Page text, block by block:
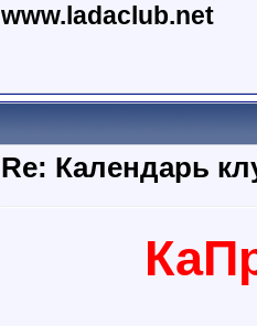
www.ladaclub.net
Re: Календарь